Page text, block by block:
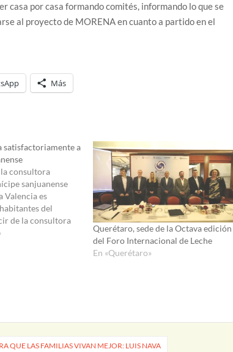
casa por casa formando comités, informando lo que se
al proyecto de MORENA en cuanto a partido en el
Más
a
consultora
sanjuanense
Valencia es
del
de la consultora
de los alcaldes
Querétaro, sede de la Octava edición
del Foro Internacional de Leche
En «Querétaro»
QUE LAS FAMILIAS VIVAN MEJOR: LUIS NAVA